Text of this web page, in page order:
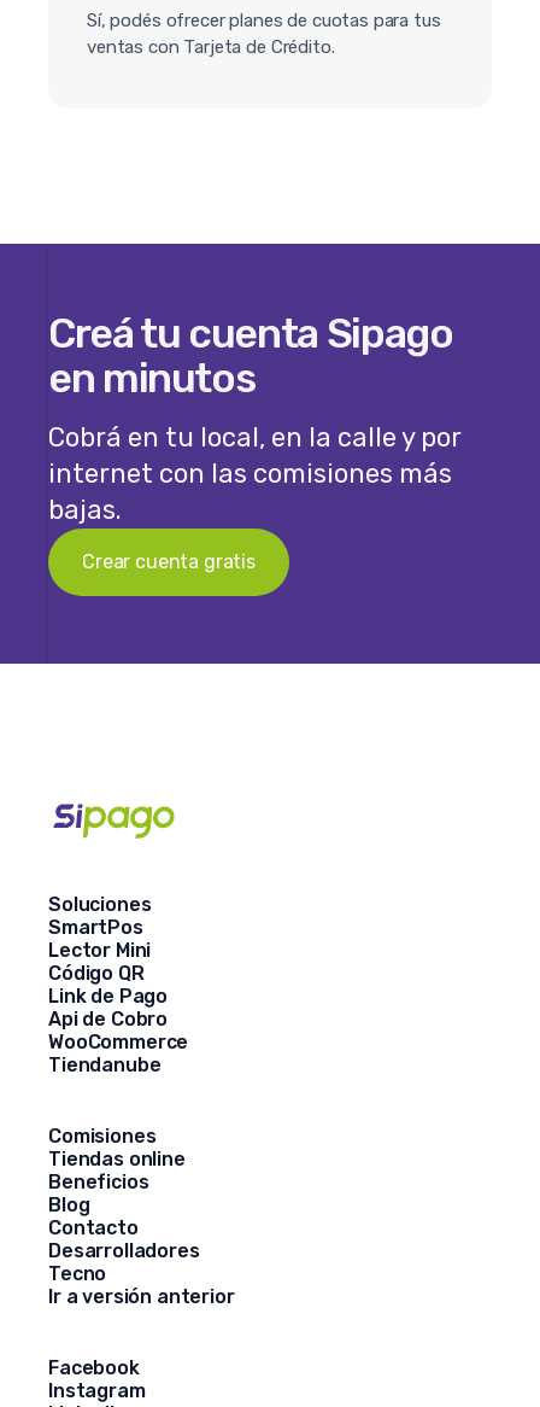
Sí, podés ofrecer planes de cuotas para tus
ventas con Tarjeta de Crédito.
Creá tu cuenta Sipago
en minutos
Cobrá en tu local, en la calle y por
internet con las comisiones más
bajas.
Crear cuenta gratis
Soluciones
SmartPos
Lector Mini
Código QR
Link de Pago
Api de Cobro
WooCommerce
Tiendanube
Comisiones
Tiendas online
Beneficios
Blog
Contacto
Desarrolladores
Tecno
Ir a versión anterior
Facebook
Instagram